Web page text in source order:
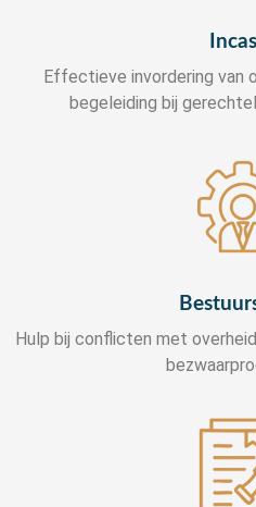
Effectieve invordering van
begeleiding bij
Hulp bij conflicten met